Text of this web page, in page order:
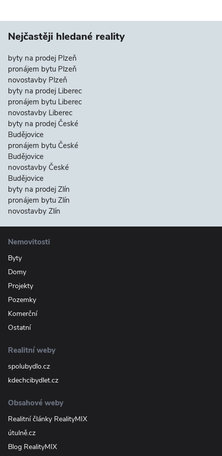
Nejčastěji hledané reality
byty na prodej Plzeň
pronájem bytu Plzeň
novostavby Plzeň
byty na prodej Liberec
pronájem bytu Liberec
novostavby Liberec
byty na prodej České
Budějovice
pronájem bytu České
Budějovice
novostavby České
Budějovice
byty na prodej Zlín
pronájem bytu Zlín
novostavby Zlín
Nemovitosti
Byty
Domy
Projekty
Pozemky
Komerční
Ostatní
Realitní weby
spolubydlo.cz
kdechcibydlet.cz
Obsahové weby
Realitní články RealityMIX
útulně.cz
Blog RealityMIX